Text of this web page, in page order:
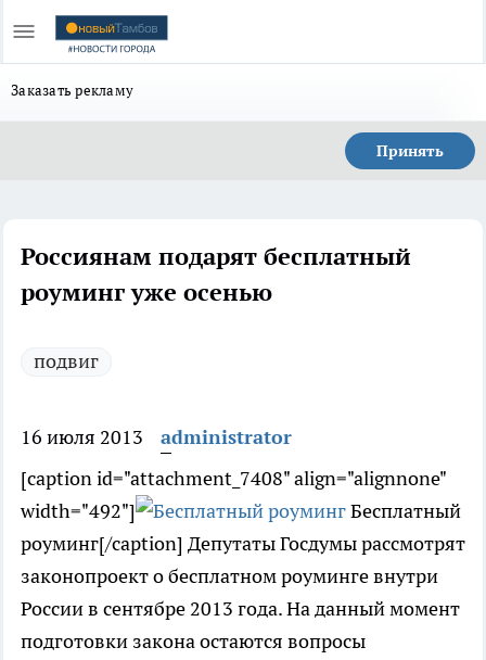
Заказать рекламу
Принять
Россиянам подарят бесплатный
роуминг уже осенью
подвиг
16 июля 2013
administrator
[caption id="attachment_7408" align="alignnone"
width="492"]
Бесплатный
роуминг[/caption] Депутаты Госдумы рассмотрят
законопроект о бесплатном роуминге внутри
России в сентябре 2013 года. На данный момент
подготовки закона остаются вопросы